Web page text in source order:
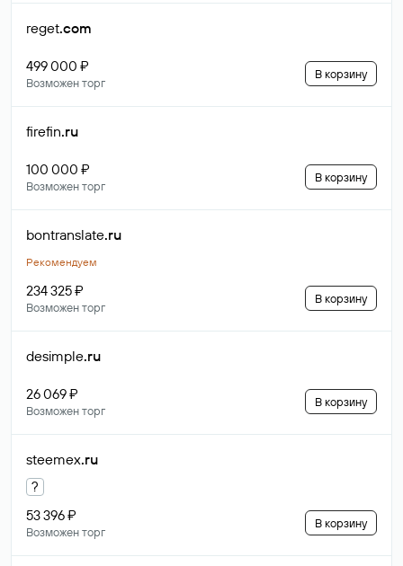
reget.com
499 000 ₽
Возможен торг
В корзину
firefin.ru
100 000 ₽
Возможен торг
В корзину
bontranslate.ru
Рекомендуем
234 325 ₽
Возможен торг
В корзину
desimple.ru
26 069 ₽
Возможен торг
В корзину
steemex.ru
?
53 396 ₽
Возможен торг
В корзину